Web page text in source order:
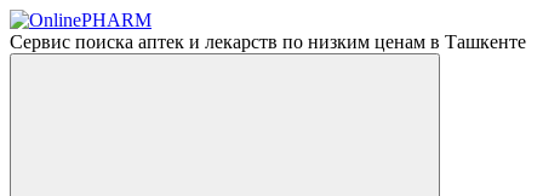
Сервис поиска аптек и лекарств по низким ценам в Ташкенте